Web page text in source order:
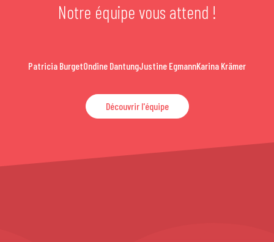
Notre équipe vous attend !
Patricia BurgetOndine DantungJustine EgmannKarina Krämer
Découvrir l'équipe